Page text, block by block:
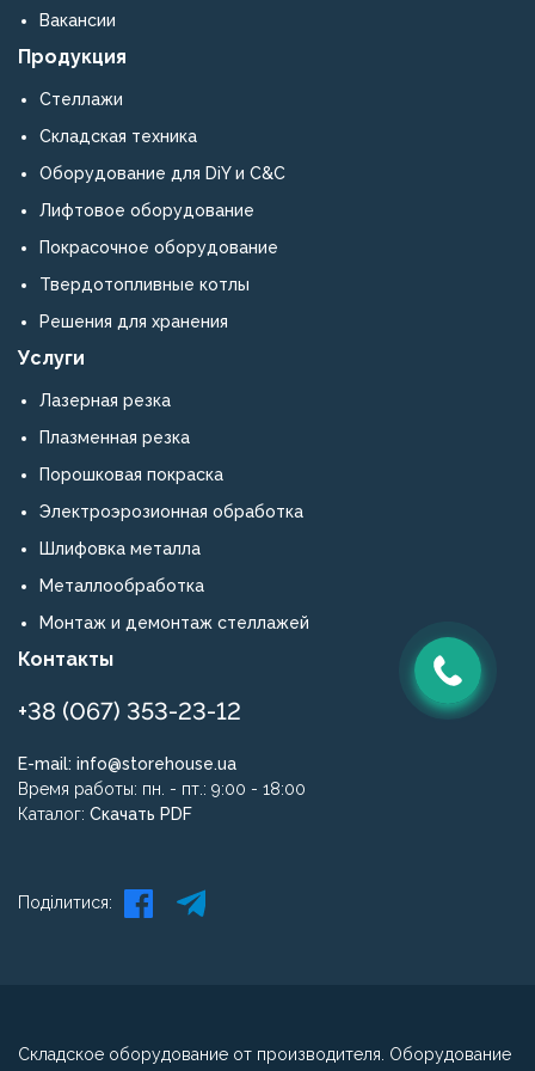
соответствует
стандартам
компанию
поставщика
металлических
и
оборудования.
Вакансии
Продукция
Стеллажи
Складская техника
Оборудование для DiY и C&C
Лифтовое оборудование
Покрасочное оборудование
Твердотопливные котлы
Решения для хранения
Услуги
Лазерная резка
Плазменная резка
Порошковая покраска
Электроэрозионная обработка
Шлифовка металла
Металлообработка
Монтаж и демонтаж стеллажей
Контакты
+38 (067) 353-23-12
E-mail: info@storehouse.ua
Время работы: пн. - пт.: 9:00 - 18:00
Каталог: Скачать PDF
Поділитися:
Складское оборудование от производителя. Оборудование